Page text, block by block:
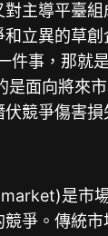
主導平臺
立異的草
事，那
面向將來
競爭傷害損
是市
爭。傳統